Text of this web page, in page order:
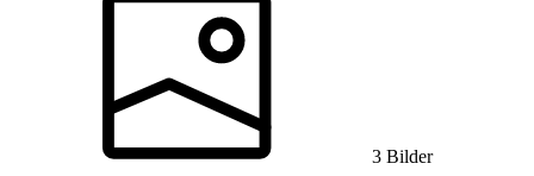
3 Bilder